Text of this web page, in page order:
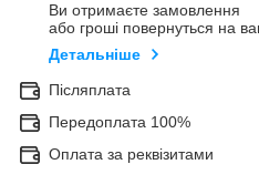
Ви отримаєте замовлення
або гроші повернуться на
Детальніше
Післяплата
Передоплата 100%
Оплата за реквізитами